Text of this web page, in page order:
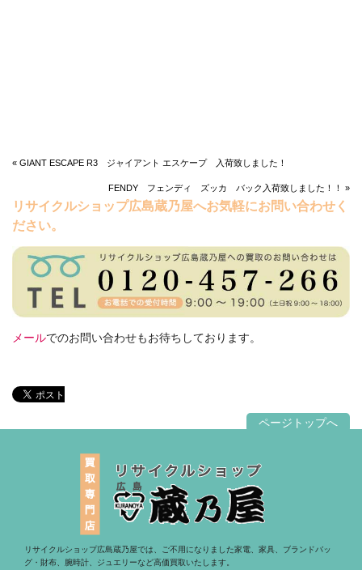
« GIANT ESCAPE R3 ジャイアント エスケープ 入荷致しました！
FENDY フェンディ ズッカ バック入荷致しました！！ »
リサイクルショップ広島蔵乃屋へお気軽にお問い合わせく
ださい。
メールでのお問い合わせもお待ちしております。
ページトップへ
リサイクルショップ広島蔵乃屋では、ご不用になりました家電、家具、ブランドバッ
グ・財布、腕時計、ジュエリーなど高価買取いたします。